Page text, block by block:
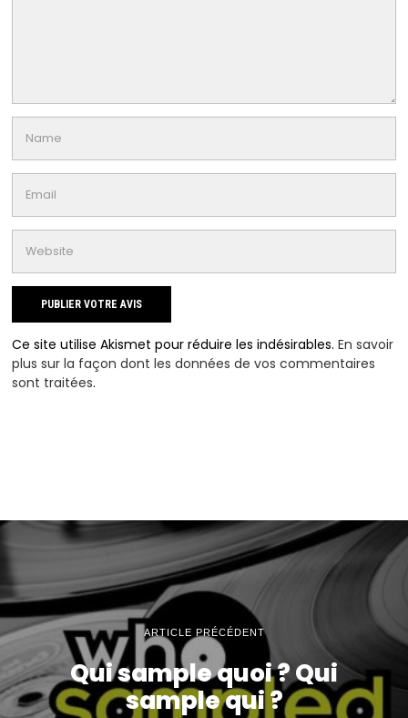
Ce site utilise Akismet pour réduire les indésirables.En savoir
plus sur la façon dont les données de vos commentaires
sont traitées.
ARTICLE PRÉCÉDENT
Qui sample quoi ? Qui
sample qui ?